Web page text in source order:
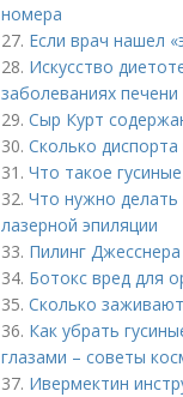
номера
27. Если врач нашел
28. Искусство
заболеваниях
29. Сыр Курт
30. Сколько
31. Что такое
32. Что нужно делать
лазерной эпиляции
33. Пилинг
34. Ботокс вред для
35. Сколько
36. Как убрать
глазами – советы
37. Ивермектин